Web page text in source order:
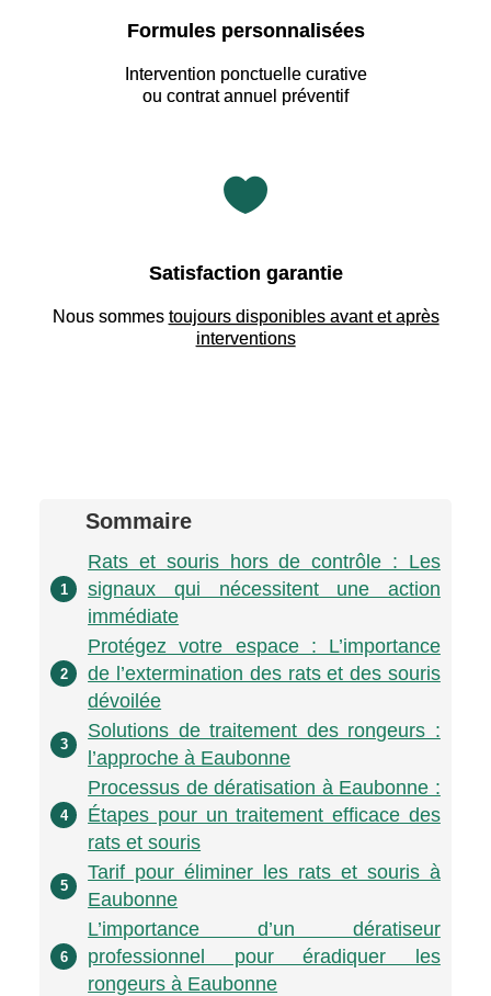
Formules personnalisées
Intervention ponctuelle curative
ou contrat annuel préventif

Satisfaction garantie
Nous sommes toujours disponibles avant et après
interventions
Sommaire
1
Rats et souris hors de contrôle : Les
signaux qui nécessitent une action
immédiate
2
Protégez votre espace : L’importance
de l’extermination des rats et des souris
dévoilée
3
Solutions de traitement des rongeurs :
l’approche à Eaubonne
4
Processus de dératisation à Eaubonne :
Étapes pour un traitement efficace des
rats et souris
5
Tarif pour éliminer les rats et souris à
Eaubonne
6
L’importance d’un dératiseur
professionnel pour éradiquer les
rongeurs à Eaubonne